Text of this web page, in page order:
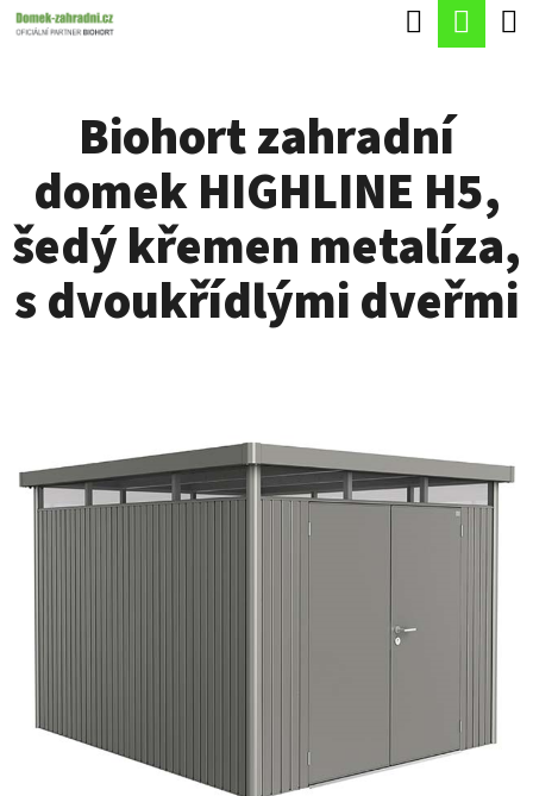
Přejít
Hledat
Biohort zahradní
domek HIGHLINE H5,
šedý křemen metalíza,
s dvoukřídlými dveřmi
K
P
O
T
U
J
N